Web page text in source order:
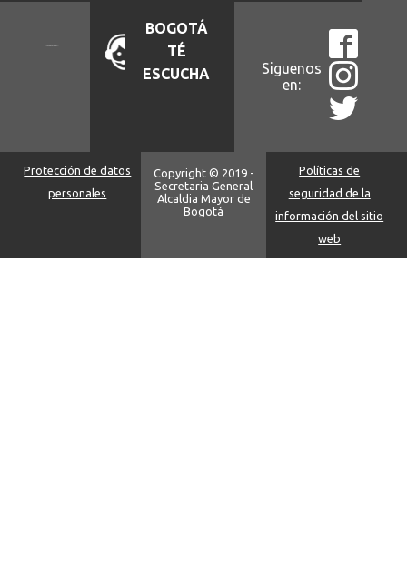
BOGOTÁ
TÉ
ESCUCHA
Siguenos
en:
Protección de datos
personales
Copyright © 2019 -
Secretaria General
Alcaldia Mayor de
Bogotá
Políticas de
seguridad de la
información del sitio
web